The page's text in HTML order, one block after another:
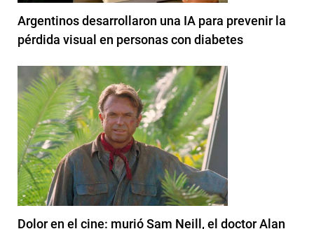
Argentinos desarrollaron una IA para prevenir la
pérdida visual en personas con diabetes
Dolor en el cine: murió Sam Neill, el doctor Alan